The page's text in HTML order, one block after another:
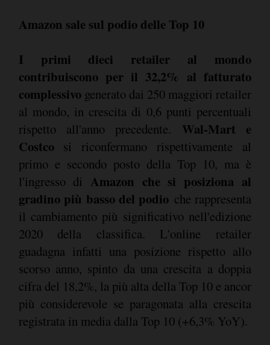
Amazon sale sul podio delle Top 10
I primi dieci retailer al mondo
contribuiscono per il 32,2% al fatturato
complessivogenerato dai 250 maggiori retailer
al mondo, in crescita di 0,6 punti percentuali
rispetto all'anno precedente. Wal-Mart e
Costco si riconfermano rispettivamente al
primo e secondo posto della Top 10, ma è
l'ingresso di Amazon che si posiziona al
gradino più basso del podio che rappresenta
il cambiamento più significativo nell'edizione
2020 della classifica. L'online retailer
guadagna infatti una posizione rispetto allo
scorso anno, spinto da una crescita a doppia
cifra del 18,2%, la più alta della Top 10 e ancor
più considerevole se paragonata alla crescita
registrata in media dalla Top 10 (+6,3% YoY).